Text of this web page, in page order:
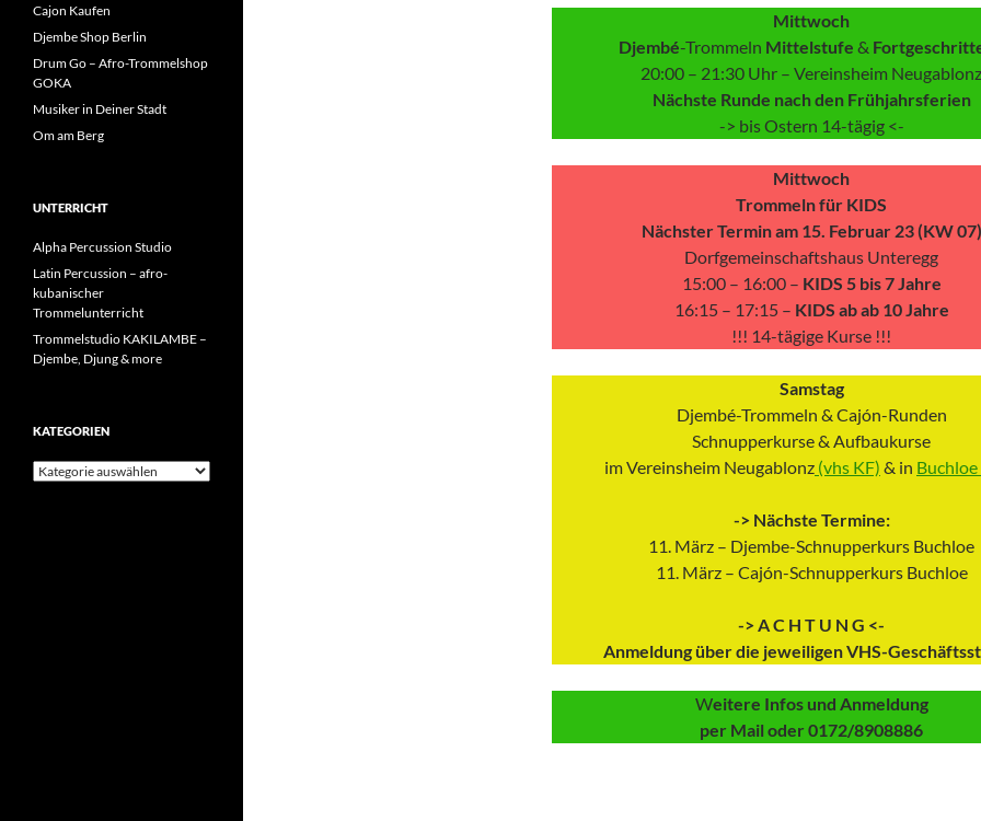
Mittwoch
Djembé-Trommeln Mittelstufe &
20:00 – 21:30 Uhr – Vereinsheim Neugablonz
Nächste Runde nach den Frühjahrsferien
-> bis Ostern 14-tägig <-
Mittwoch
Trommeln für KIDS
Nächster Termin am 15. Februar 23 (KW 07)
Dorfgemeinschaftshaus Unteregg
15:00 – 16:00 – KIDS 5 bis 7 Jahre
16:15 – 17:15 – KIDS ab ab 10 Jahre
!!! 14-tägige Kurse !!!
Samstag
Djembé-Trommeln & Cajón-Runden
Schnupperkurse & Aufbaukurse
im Vereinsheim Neugablonz (vhs KF) & in
-> Nächste Termine:
11. März – Djembe-Schnupperkurs Buchloe
11. März – Cajón-Schnupperkurs Buchloe
-> A C H T U N G <-
Anmeldung über die jeweiligen VHS-
Weitere Infos und Anmeldung
per Mail oder 0172/8908886
Cajon Kaufen
Djembe Shop Berlin
Drum Go – Afro-Trommelshop
GOKA
Musiker in Deiner Stadt
Om am Berg
UNTERRICHT
Alpha Percussion Studio
Latin Percussion – afro-
kubanischer
Trommelunterricht
Trommelstudio KAKILAMBE –
Djembe, Djung & more
KATEGORIEN
Kategorien